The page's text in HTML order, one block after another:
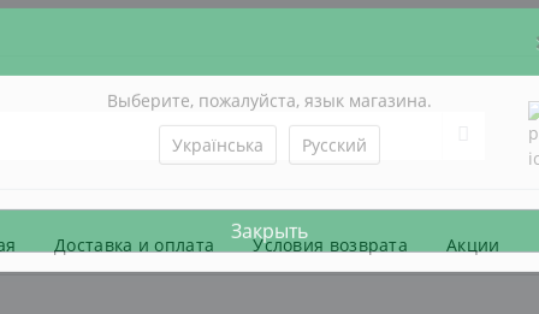
Доставка и оплата Условия возврата Акции
Выберите, пожалуйста, язык магазина.
Закрыть